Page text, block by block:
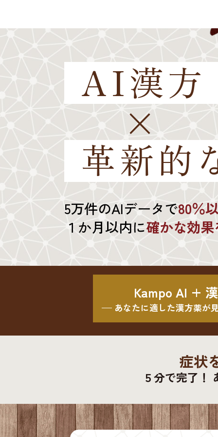
AI漢方
×
革新的
5万件のAIデータで80％
１か月以内に確かな効
Kampo AI +
あなたに適した漢方薬が
症状
５分で完了！